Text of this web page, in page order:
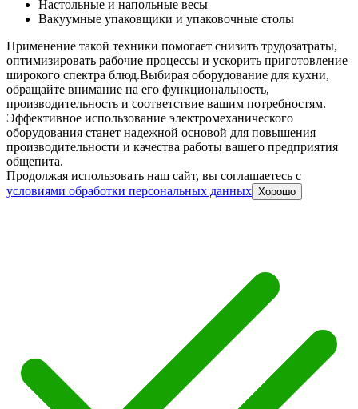
Настольные и напольные весы
Вакуумные упаковщики и упаковочные столы
Применение такой техники помогает снизить трудозатраты,
оптимизировать рабочие процессы и ускорить приготовление
широкого спектра блюд.Выбирая оборудование для кухни,
обращайте внимание на его функциональность,
производительность и соответствие вашим потребностям.
Эффективное использование электромеханического
оборудования станет надежной основой для повышения
производительности и качества работы вашего предприятия
общепита.
Продолжая использовать наш сайт, вы соглашаетесь c
условиями обработки персональных данных Хорошо